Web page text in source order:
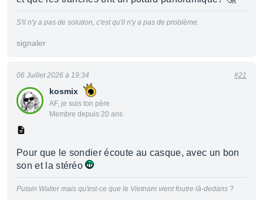
S'il n'y a pas de solution, c'est qu'il n'y a pas de problème.
signaler
kosmix
AF, je suis ton père
Membre depuis 20 ans
06 Juillet 2026 à 19:34 #21
Pour que le sondier écoute au casque, avec un bon
son et la stéréo
Putain Walter mais qu'est-ce que le Vietnam vient foutre là-dedans ?